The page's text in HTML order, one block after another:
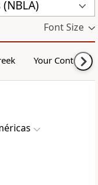
Font Size
Your Content